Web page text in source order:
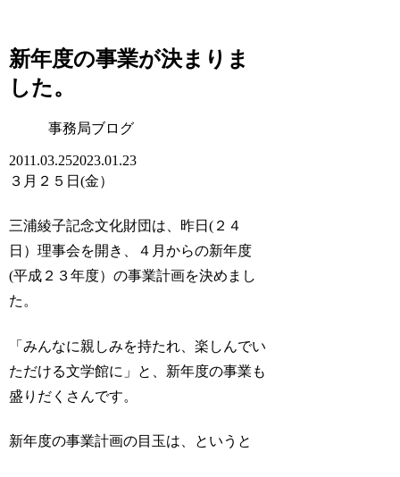
新年度の事業が決まりま
した。
事務局ブログ
2011.03.252023.01.23
３月２５日(金）
三浦綾子記念文化財団は、昨日(２４
日）理事会を開き、４月からの新年度
(平成２３年度）の事業計画を決めまし
た。
「みんなに親しみを持たれ、楽しんでい
ただける文学館に」と、新年度の事業も
盛りだくさんです。
新年度の事業計画の目玉は、というと